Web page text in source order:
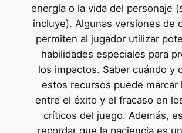
energía o la vida del personaje
incluye). Algunas versiones de
permiten al jugador utilizar
habilidades especiales para
los impactos. Saber cuándo y
estos recursos puede marcar
entre el éxito y el fracaso en
críticos del juego. Además,